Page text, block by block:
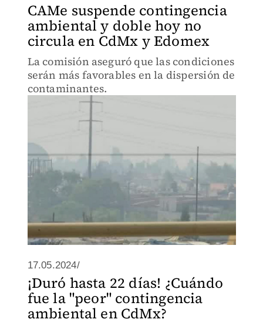
CAMe suspende contingencia
ambiental y doble hoy no
circula en CdMx y Edomex
La comisión aseguró que las condiciones
serán más favorables en la dispersión de
contaminantes.
17.05.2024/
¡Duró hasta 22 días! ¿Cuándo
fue la "peor" contingencia
ambiental en CdMx?